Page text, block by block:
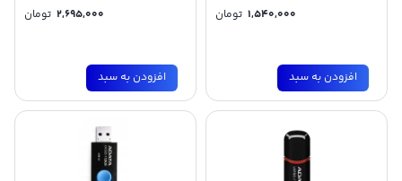
1,540,000 تومان
افزودن به سبد
2,695,000 تومان
افزودن به سبد